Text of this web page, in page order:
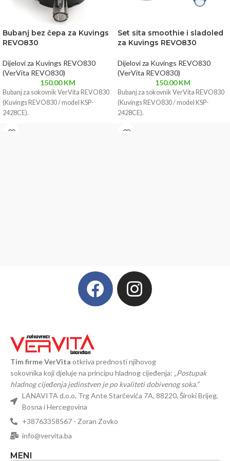
Bubanj bez čepa za Kuvings
REVO830
Dijelovi za Kuvings REVO830
(VerVita REVO830)
150.00KM
Bubanj za sokovnik VerVita REVO830
(Kuvings REVO830 / model KSP-
2428CE).
Set sita smoothie i sladoled
za Kuvings REVO830
Dijelovi za Kuvings REVO830
(VerVita REVO830)
150.00KM
Bubanj za sokovnik VerVita REVO830
(Kuvings REVO830 / model KSP-
2428CE).
Tim firme VerVita otkriva prednosti njihovog
sokovnika koji djeluje na principu hladnog cijeđenja: „Postupak
hladnog cijeđenja jedinstven je po kvaliteti dobivenog soka.”
LANAVITA d.o.o, Trg Ante Starčevića 7A, 88220, Široki Brijeg,
Bosna i Hercegovina
+38763358567 - Zoran Zovko
info@vervita.ba
MENI